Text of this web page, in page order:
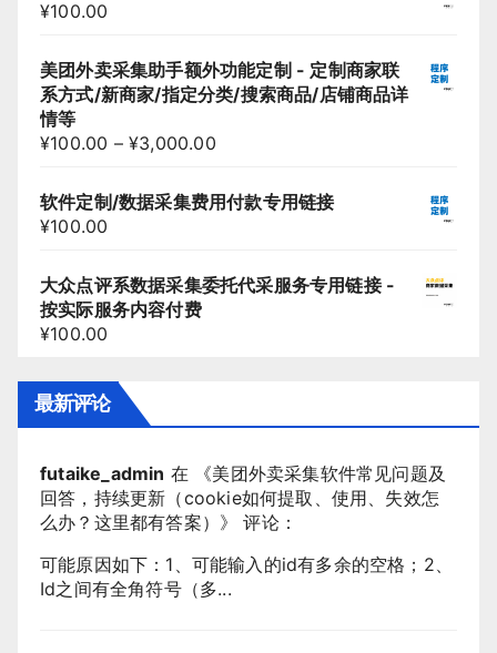
¥100.00
美团外卖采集助手额外功能定制 - 定制商家联
系方式/新商家/指定分类/搜索商品/店铺商品详
情等
¥100.00 –¥3,000.00
软件定制/数据采集费用付款专用链接
¥100.00
大众点评系数据采集委托代采服务专用链接 -
按实际服务内容付费
¥100.00
最新评论
futaike_admin 在 《美团外卖采集软件常见问题及
回答，持续更新（cookie如何提取、使用、失效怎
么办？这里都有答案） 》 评论：
可能原因如下：1、可能输入的id有多余的空格；2、
Id之间有全角符号（多...